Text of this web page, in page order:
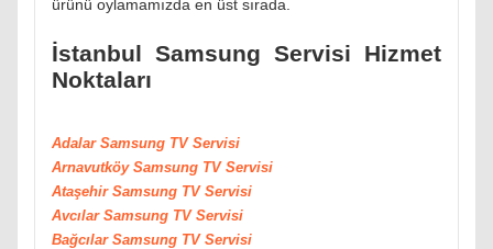
ürünü oylamamızda en üst sırada.
İstanbul Samsung Servisi Hizmet
Noktaları
Adalar Samsung TV Servisi
Arnavutköy Samsung TV Servisi
Ataşehir Samsung TV Servisi
Avcılar Samsung TV Servisi
Bağcılar Samsung TV Servisi